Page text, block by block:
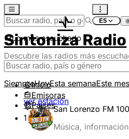
Sintoniza Radio
Inicio
Emisoras
Países
Lo más escuchado
Descubre las radios más
emisoras
SiempreHoyEsta semanaEste mes
1
San Lorenzo FM
Música,
ver estación